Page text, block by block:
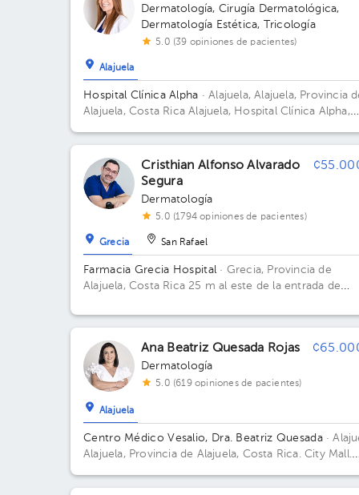
Dermatología, Cirugía Dermatológica,
Dermatología Estética, Tricología
5.0 (39 opiniones de pacientes)
Alajuela
Hospital Clínica Alpha · Alajuela, Alajuela, Provincia
Alajuela, Costa RicaAlajuela, Hospital Clínica Alpha,
Dermaexperience. Piso 3. Consultorio 7.
Cristhian Alfonso Alvarado
Segura
Dermatología
5.0 (1794 opiniones de pacientes)
Grecia San Rafael
Farmacia Grecia Hospital · Grecia, Provincia de
Alajuela, Costa Rica 25 m al este de la entrada de
baja)
Ana Beatriz Quesada Rojas
Dermatología
5.0 (619 opiniones de pacientes)
Alajuela
Centro Médico Vesalio, Dra. Beatriz Quesada·
Alajuela, Provincia de Alajuela, Costa Rica. City Mall.
S2. Consultorio Clinica Vesalio.